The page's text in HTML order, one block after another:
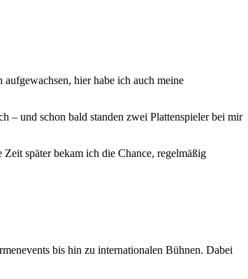
hier habe ich auch meine
– und schon bald standen zwei Plattenspieler bei mir
später bekam ich die Chance, regelmäßig
bis hin zu internationalen Bühnen. Dabei